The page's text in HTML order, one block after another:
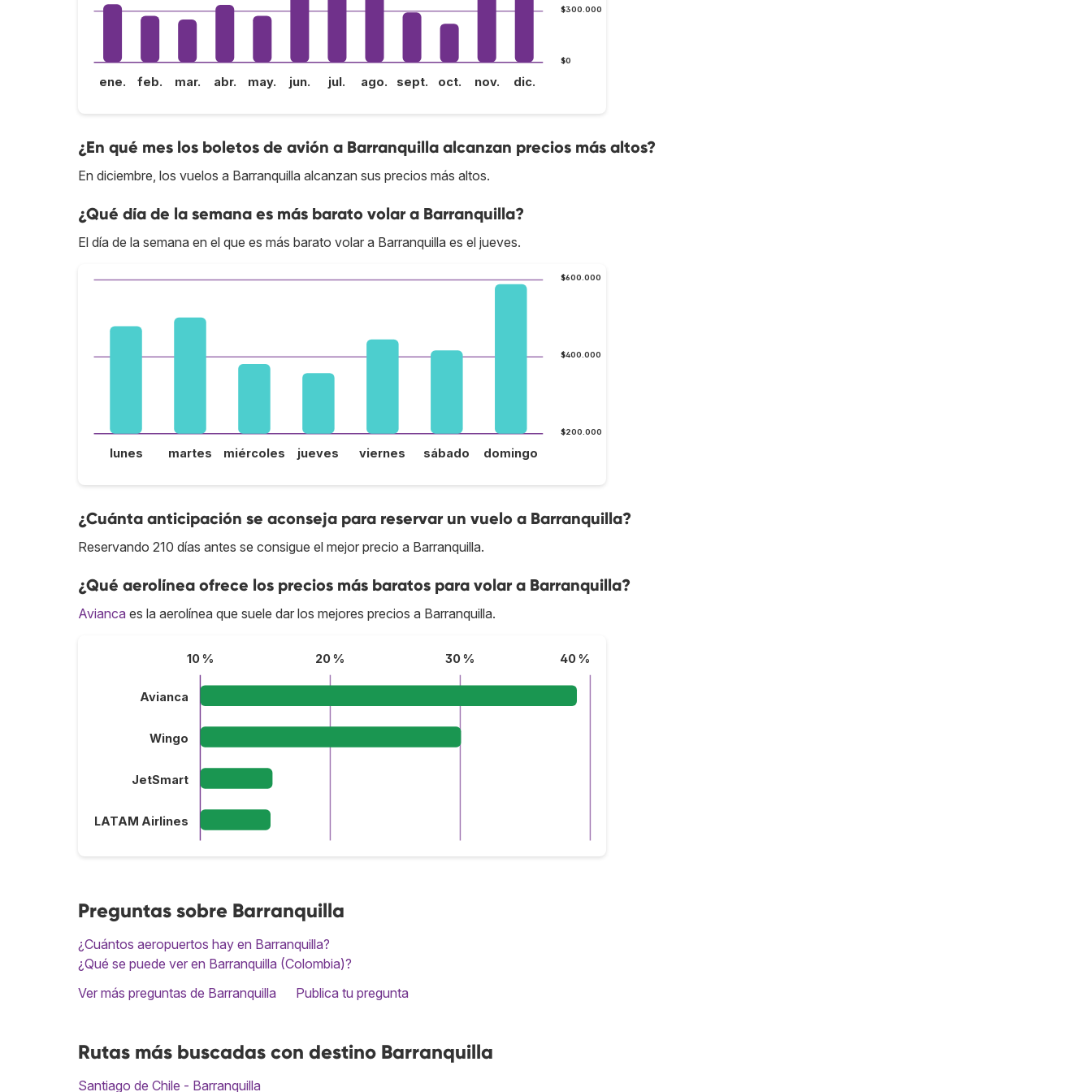
$0
$300.000
ene. feb. mar. abr. may. jun. jul. ago. sept. oct. nov. dic.
¿En qué mes los boletos de avión a Barranquilla alcanzan precios más altos?
En diciembre, los vuelos a Barranquilla alcanzan sus precios más altos.
¿Qué día de la semana es más barato volar a Barranquilla?
El día de la semana en el que es más barato volar a Barranquilla es el jueves.
$200.000
$400.000
$600.000
lunes martes miércoles jueves viernes sábado domingo
¿Cuánta anticipación se aconseja para reservar un vuelo a Barranquilla?
Reservando 210 días antes se consigue el mejor precio a Barranquilla.
¿Qué aerolínea ofrece los precios más baratos para volar a Barranquilla?
Avianca es la aerolínea que suele dar los mejores precios a Barranquilla.
10 % 20 % 30 % 40 %
Avianca
Wingo
JetSmart
LATAM Airlines
Preguntas sobre Barranquilla
¿Cuántos aeropuertos hay en Barranquilla?
¿Qué se puede ver en Barranquilla (Colombia)?
Ver más preguntas de Barranquilla
Publica tu pregunta
Rutas más buscadas con destino Barranquilla
Santiago de Chile - Barranquilla